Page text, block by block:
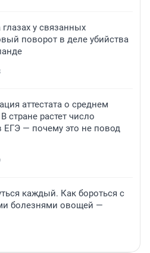
у связанных
поворот в деле убийства
аттестата о среднем
стране растет число
ЕГЭ — почему это не повод
каждый. Как бороться с
болезнями овощей —